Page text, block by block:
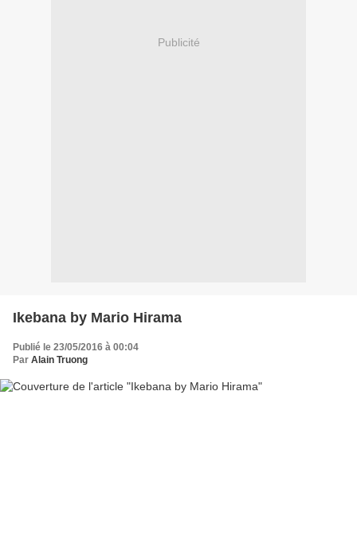
Publicité
Ikebana by Mario Hirama
Publié le 23/05/2016 à 00:04
Par Alain Truong